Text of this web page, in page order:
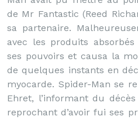
de Mr Fantastic (Reed
sa partenaire.
avec les produits
ses pouvoirs et causa la
de quelques instants en
myocarde. Spider-Man se
Ehret, l’informant du
reprochant d’avoir fui ses